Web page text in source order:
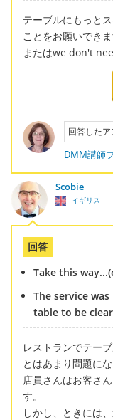
テーブルにもっと
ことをお願いできま
またはwe don't
回答したア
DMM講師
Scobie
イギリス
回答
Take this
The service
table to be
レストランでテー
とはあまり問題にな
店員さんはお客さ
す。
しかし、ときには